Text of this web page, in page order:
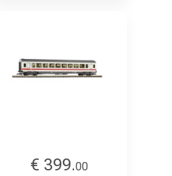
€ 399.00